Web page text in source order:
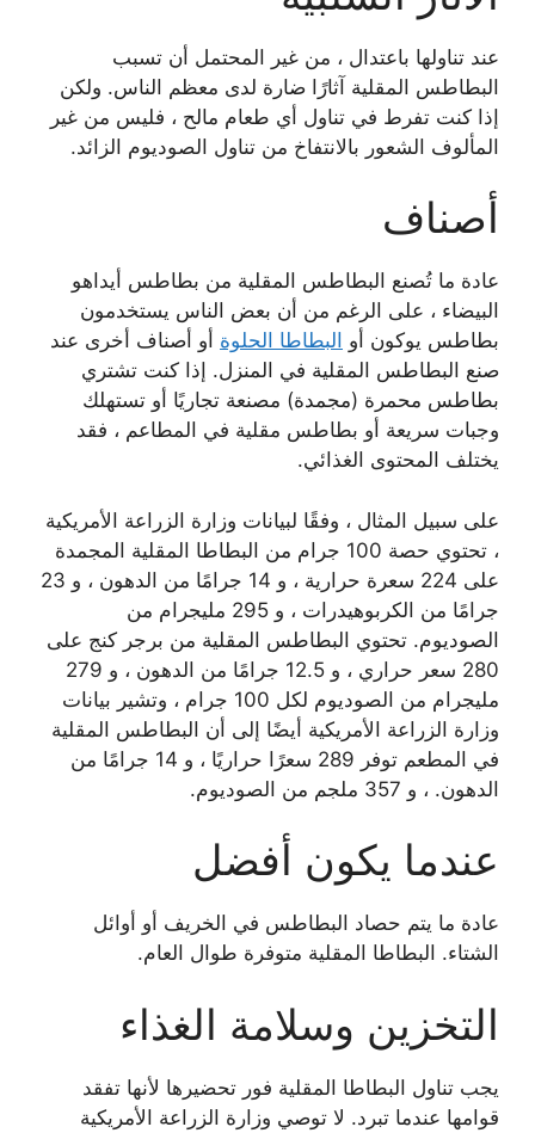
عند تناولها باعتدال ، من غير المحتمل أن تسبب
البطاطس المقلية آثارًا ضارة لدى معظم الناس. ولكن
إذا كنت تفرط في تناول أي طعام مالح ، فليس من غير
المألوف الشعور بالانتفاخ من تناول الصوديوم الزائد.
أصناف
عادة ما تُصنع البطاطس المقلية من بطاطس أيداهو
البيضاء ، على الرغم من أن بعض الناس يستخدمون
بطاطس يوكون أو البطاطا الحلوة أو أصناف أخرى عند
صنع البطاطس المقلية في المنزل. إذا كنت تشتري
بطاطس محمرة (مجمدة) مصنعة تجاريًا أو تستهلك
وجبات سريعة أو بطاطس مقلية في المطاعم ، فقد
يختلف المحتوى الغذائي.
على سبيل المثال ، وفقًا لبيانات وزارة الزراعة الأمريكية
، تحتوي حصة 100 جرام من البطاطا المقلية المجمدة
على 224 سعرة حرارية ، و 14 جرامًا من الدهون ، و 23
جرامًا من الكربوهيدرات ، و 295 مليجرام من
الصوديوم. تحتوي البطاطس المقلية من برجر كنج على
280 سعر حراري ، و 12.5 جرامًا من الدهون ، و 279
مليجرام من الصوديوم لكل 100 جرام ، وتشير بيانات
وزارة الزراعة الأمريكية أيضًا إلى أن البطاطس المقلية
في المطعم توفر 289 سعرًا حراريًا ، و 14 جرامًا من
الدهون. ، و 357 ملجم من الصوديوم.
عندما يكون أفضل
عادة ما يتم حصاد البطاطس في الخريف أو أوائل
الشتاء. البطاطا المقلية متوفرة طوال العام.
التخزين وسلامة الغذاء
يجب تناول البطاطا المقلية فور تحضيرها لأنها تفقد
قوامها عندما تبرد. لا توصي وزارة الزراعة الأمريكية